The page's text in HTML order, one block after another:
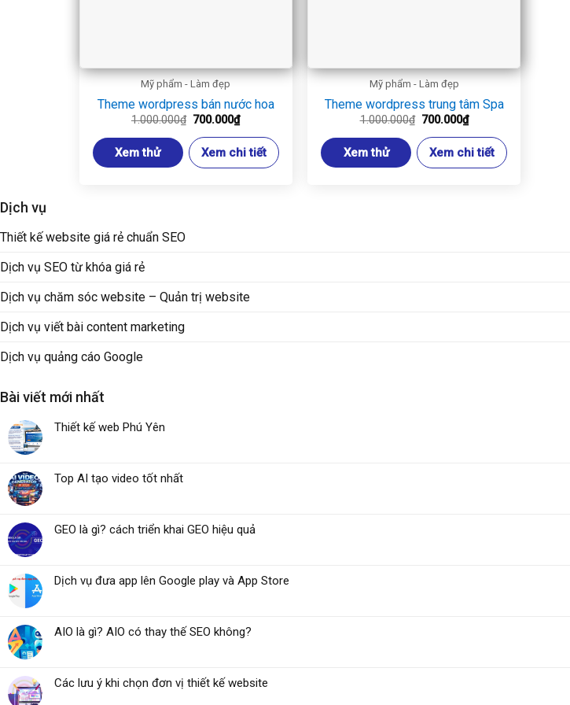
Mỹ phẩm - Làm đẹp
Theme wordpress bán nước hoa
1.000.000₫ Giá
là:
1.000.000₫.
700.000₫Giá
hiện
tại
là:
700.000₫.
Xem thử Xem chi tiết
Mỹ phẩm - Làm đẹp
Theme wordpress trung tâm Spa
1.000.000₫ Giá
là:
1.000.000₫.
700.000₫Giá
hiện
tại
là:
700.000₫.
Xem thử Xem chi tiết
Dịch vụ
Thiết kế website giá rẻ chuẩn SEO
Dịch vụ SEO từ khóa giá rẻ
Dịch vụ chăm sóc website – Quản trị website
Dịch vụ viết bài content marketing
Dịch vụ quảng cáo Google
Bài viết mới nhất
Thiết kế web Phú Yên
Top AI tạo video tốt nhất
GEO là gì? cách triển khai GEO hiệu quả
Dịch vụ đưa app lên Google play và App Store
AIO là gì? AIO có thay thế SEO không?
Các lưu ý khi chọn đơn vị thiết kế website